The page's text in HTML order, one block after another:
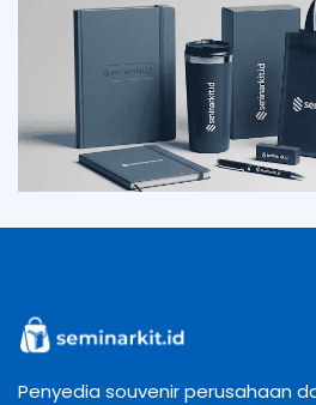
Penyedia souvenir perusahaan